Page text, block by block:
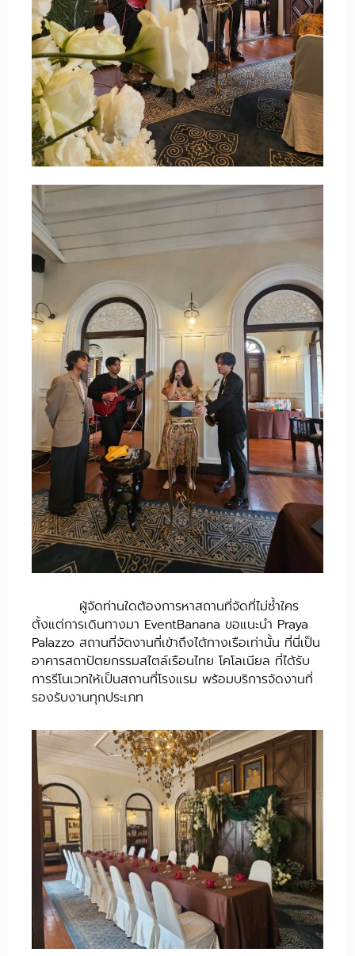
ผู้จัดท่านใดต้องการหาสถานที่จัดที่ไม่ซ้ำใคร
ตั้งแต่การเดินทางมา EventBanana ขอแนะนำ Praya
Palazzo สถานที่จัดงานที่เข้าถึงได้ทางเรือเท่านั้น ที่นี่เป็น
อาคารสถาปัตยกรรมสไตล์เรือนไทย โคโลเนียล ที่ได้รับ
การรีโนเวทให้เป็นสถานที่โรงแรม พร้อมบริการจัดงานที่
รองรับงานทุกประเภท